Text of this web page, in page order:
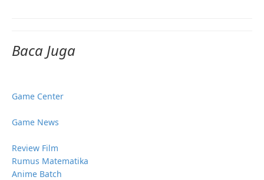
Baca Juga
Game Center
Game News
Review Film
Rumus Matematika
Anime Batch